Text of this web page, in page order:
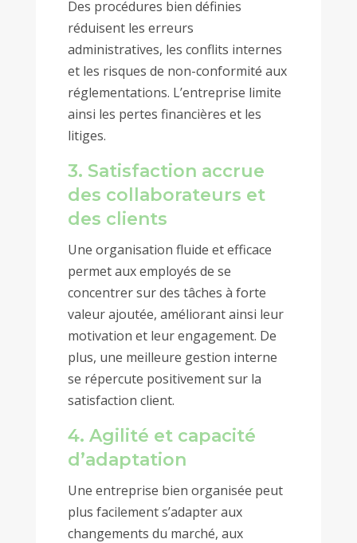
Des procédures bien définies
réduisent les erreurs
administratives, les conflits internes
et les risques de non-conformité aux
réglementations. L’entreprise limite
ainsi les pertes financières et les
litiges.
3. Satisfaction accrue
des collaborateurs et
des clients
Une organisation fluide et efficace
permet aux employés de se
concentrer sur des tâches à forte
valeur ajoutée, améliorant ainsi leur
motivation et leur engagement. De
plus, une meilleure gestion interne
se répercute positivement sur la
satisfaction client.
4. Agilité et capacité
d’adaptation
Une entreprise bien organisée peut
plus facilement s’adapter aux
changements du marché, aux